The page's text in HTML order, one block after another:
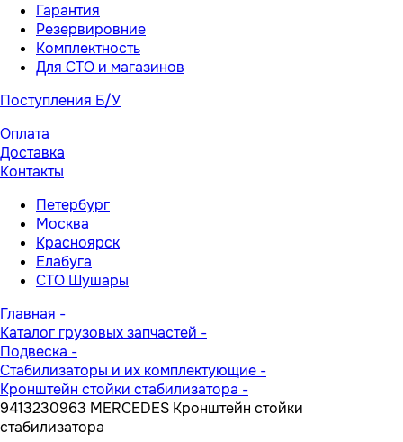
Гарантия
Резервировние
Комплектность
Для СТО и магазинов
Поступления Б/У
Оплата
Доставка
Контакты
Петербург
Москва
Красноярск
Елабуга
СТО Шушары
Главная -
Каталог грузовых запчастей -
Подвеска -
Стабилизаторы и их комплектующие -
Кронштейн стойки стабилизатора -
9413230963 MERCEDES Кронштейн стойки
стабилизатора